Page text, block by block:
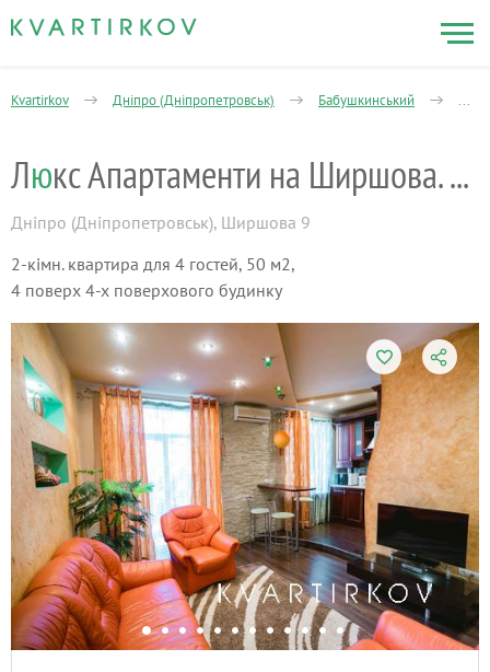
Kvartirkov Дніпро (Дніпропетровськ) Бабушкинський
Лю кс Апартаменти на Ширшова. Центр
Дніпро (Дніпропетровськ), Ширшова 9
2-кімн. квартира для 4 гостей, 50 м2,
4 поверх 4-х поверхового будинку